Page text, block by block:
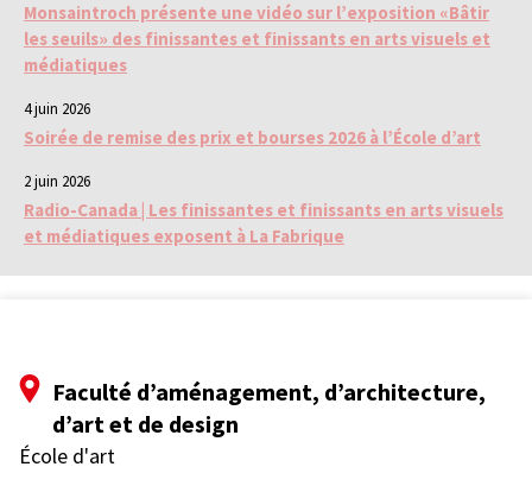
Monsaintroch présente une vidéo sur l’exposition «Bâtir
les seuils» des finissantes et finissants en arts visuels et
médiatiques
4 juin 2026
Soirée de remise des prix et bourses 2026 à l’École d’art
2 juin 2026
Radio-Canada | Les finissantes et finissants en arts visuels
et médiatiques exposent à La Fabrique
Faculté d’aménagement, d’architecture,
d’art et de design
École d'art